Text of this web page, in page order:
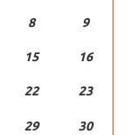
8 9
15 16
22 23
29 30